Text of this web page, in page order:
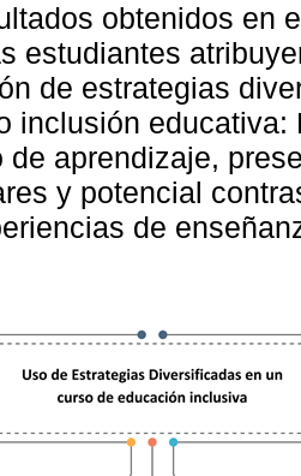
obtenidos en
estudiantes
de estrategias
inclusión
de aprendizaje,
y potencial
de